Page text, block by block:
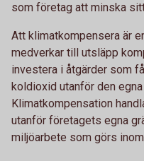
som företag att minska
Att klimatkompensera är
medverkar till utsläpp
investera i åtgärder som
koldioxid utanför den
Klimatkompensation
utanför företagets egna
miljöarbete som görs